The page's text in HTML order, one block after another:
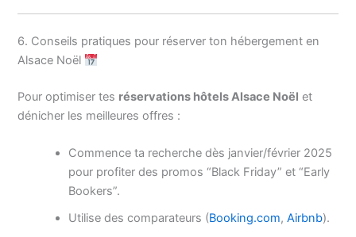
6. Conseils pratiques pour réserver ton hébergement en
Alsace Noël
Pour optimiser tes réservations hôtels Alsace Noël et
dénicher les meilleures offres :
Commence ta recherche dès janvier/février 2025
pour profiter des promos “Black Friday” et “Early
Bookers”.
Utilise des comparateurs (Booking.com,Airbnb).